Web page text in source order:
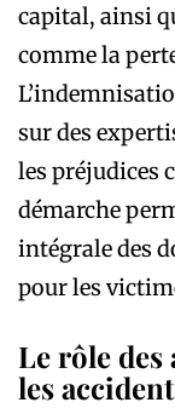
capital, ainsi
comme la
sur des
les préjudices
démarche
intégrale des
pour les
Le rôle des
les